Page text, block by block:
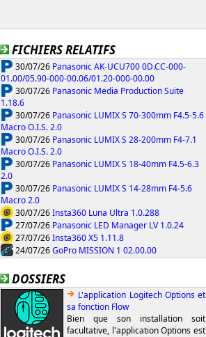
FICHIERS RELATIFS
30/07/26 Panasonic AK-UCU700 0D.CC-000-
01.00/05.90-000-00.06/01.20-000-00.00
30/07/26 Panasonic Media Production Suite
1.18.6
30/07/26 Panasonic LUMIX S 70-300mm F4.5-5.6
Macro O.I.S. 2.0
30/07/26 Panasonic LUMIX S 28-200mm F4-7.1
Macro O.I.S. 2.0
30/07/26 Panasonic LUMIX S 18-40mm F4.5-6.3
2.0
30/07/26 Panasonic LUMIX S 14-28mm F4-5.6
Macro 2.0
30/07/26Insta360 Luna Ultra 1.0.288
27/07/26 Panasonic LED Manager LV 1.0.24
27/07/26Insta360 X5 1.11.8
24/07/26GoPro MISSION 1 02.00.00
DOSSIERS
L'application Logitech Options et
sa fonction Flow
Bien que son installation soit
facultative, l'application Options est